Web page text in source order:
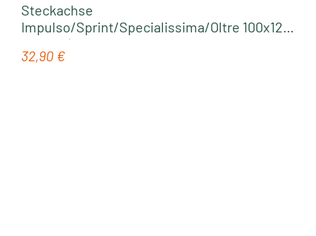
Steckachse
Impulso/Sprint/Specialissima/Oltre 100x12
120mm | black
Regulärer Preis:
32,90 €